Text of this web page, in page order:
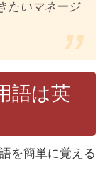
たいマネージ
語は英
を簡単に覚える